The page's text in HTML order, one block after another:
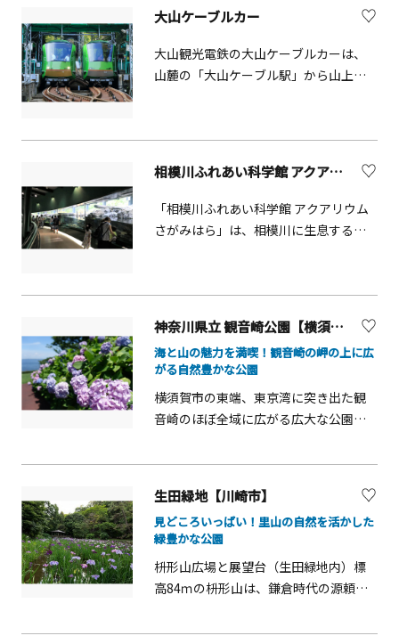
備しています。浴場館内には、3つの源
ライベート空間で湯河原温泉をご堪能
いただけるほか、大浴場やサウナも利
ッフェレストラン「薪火」では、料理
のライブ感を楽しみながら、湯河原な
らではの新鮮な味覚を心ゆくまでご堪
能いただけます。 ラウンジマルチラウ
ンジではフリードリンクや軽食をご提
や会議室、イベントスペースも備えて
います。
ん進化させよう！また3歳以下のお子様
が遊べる&ldquo;おあそび広場&rdquo;
もございます。ご家族でぜひ遊びに来
大山ケーブルカー
大山観光電鉄の大山ケーブルカーは、
山麓の「大山ケーブル駅」から山上の
分で結び、標高700mの絶景スポットへ
といざないます。眼下の江ノ島をはじ
め、大山の四季の自然や車窓を流れる
眺望を堪能できる大きな窓が特徴のケ
ーブルカーは、2016年グッドデザイン
相模川ふれあい科学館 アクアリウムさがみはら【相模原市】
「相模川ふれあい科学館 アクアリウム
さがみはら」は、相模川に生息する生
で相模川を再現した「流れのアクアリ
ウム」や、足元を泳ぐ魚たちを観察で
きる「水上散歩水槽」、餌付け体験で
きる「お魚にごはん」など子供から大
人まで楽しめます。飼育員によるガイ
ドや、ものづくりワークショップも充
実!
神奈川県立 観音崎公園【横須賀市】
海と山の魅力を満喫！観音崎の岬の上に広
がる自然豊かな公園
横須賀市の東端、東京湾に突き出た観
音崎のほぼ全域に広がる広大な公園。6
紫、白、ピンクなどの花々が園内を彩
樹林の中を散策したり、海上を行き交
う船舶を眺めたり、海岸沿いでのバー
ベキューなど、さまざまな楽しみ方が
できます。園内には、日本最初の洋式
灯台「観音埼灯台」や、東京湾を中心
博物館」のほか、公園周辺には横須賀
生田緑地【川崎市】
見どころいっぱい！里山の自然を活かした
緑豊かな公園
枡形山広場と展望台（生田緑地内）標
高84ｍの枡形山は、鎌倉時代の源頼朝
構えたと伝えられています。春にはサ